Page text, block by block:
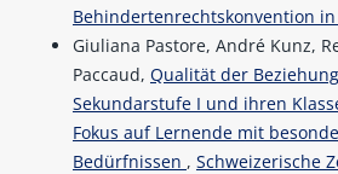
Behindertenrechtskonvention in
Giuliana Pastore, André Kunz,
Paccaud, Qualität der
Sekundarstufe I und ihren
Fokus auf Lernende mit
Bedürfnissen , Schweizerische